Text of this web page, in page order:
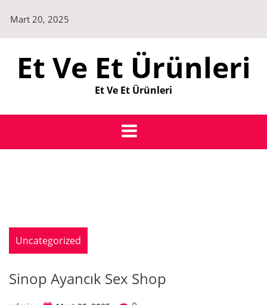
content
Mart 20, 2025
Et Ve Et Ürünleri
Et Ve Et Ürünleri
Uncategorized
Sinop Ayancık Sex Shop